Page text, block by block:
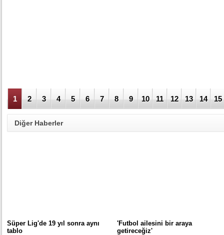
1 2 3 4 5 6 7 8 9 10 11 12 13 14 15
Diğer Haberler
Süper Lig'de 19 yıl sonra aynı
tablo
'Futbol ailesini bir araya
getireceğiz'